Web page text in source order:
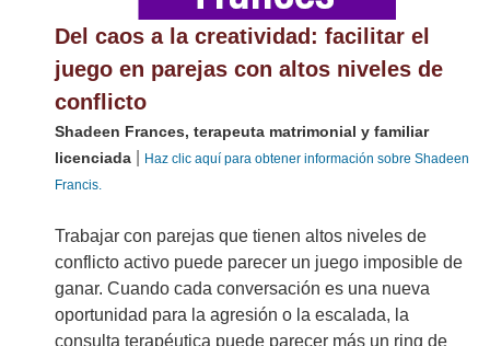
Del caos a la creatividad: facilitar el
juego en parejas con altos niveles de
conflicto
Shadeen Frances, terapeuta matrimonial y familiar
licenciada
Haz clic aquí para obtener información sobre Shadeen
Francis.
Trabajar con parejas que tienen altos niveles de
conflicto activo puede parecer un juego imposible de
ganar. Cuando cada conversación es una nueva
oportunidad para la agresión o la escalada, la
consulta terapéutica puede parecer más un ring de